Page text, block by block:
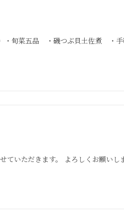
・旬菜五品 ・磯つぶ貝土佐煮 ・
ていただきます。 よろしくお願いし